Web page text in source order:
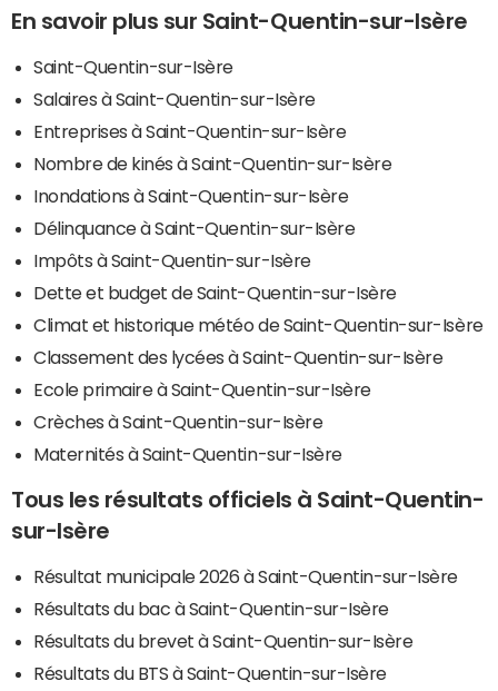
En savoir plus sur Saint-Quentin-sur-Isère
Saint-Quentin-sur-Isère
Salaires à Saint-Quentin-sur-Isère
Entreprises à Saint-Quentin-sur-Isère
Nombre de kinés à Saint-Quentin-sur-Isère
Inondations à Saint-Quentin-sur-Isère
Délinquance à Saint-Quentin-sur-Isère
Impôts à Saint-Quentin-sur-Isère
Dette et budget de Saint-Quentin-sur-Isère
Climat et historique météo de Saint-Quentin-sur-Isère
Classement des lycées à Saint-Quentin-sur-Isère
Ecole primaire à Saint-Quentin-sur-Isère
Crèches à Saint-Quentin-sur-Isère
Maternités à Saint-Quentin-sur-Isère
Tous les résultats officiels à Saint-Quentin-
sur-Isère
Résultat municipale 2026 à Saint-Quentin-sur-Isère
Résultats du bac à Saint-Quentin-sur-Isère
Résultats du brevet à Saint-Quentin-sur-Isère
Résultats du BTS à Saint-Quentin-sur-Isère